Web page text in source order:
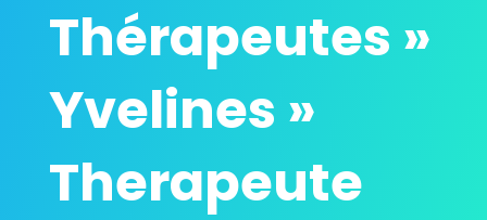
Thérapeutes »
Yvelines »
Therapeute